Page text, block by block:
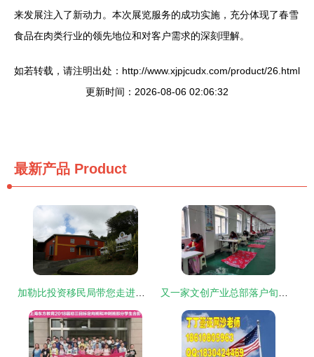
来发展注入了新动力。本次展览服务的成功实施，充分体现了春雪
食品在肉类行业的领先地位和对客户需求的深刻理解。
如若转载，请注明出处：http://www.xjpjcudx.com/product/26.html
更新时间：2026-08-06 02:06:32
最新产品 Product